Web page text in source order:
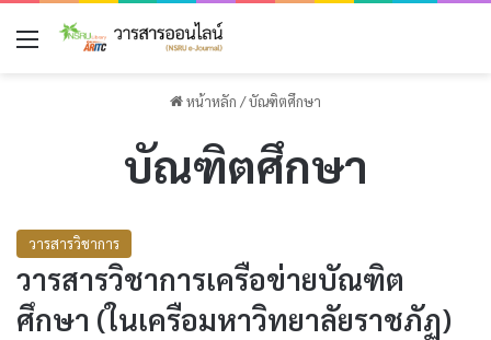
เมนู
หน้าหลัก /บัณฑิตศึกษา
บัณฑิตศึกษา
วารสารวิชาการ
วารสารวิชาการเครือข่ายบัณฑิต
ศึกษา (ในเครือมหาวิทยาลัยราชภัฏ)